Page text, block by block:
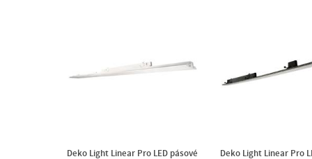
Deko Light Linear Pro LED pásové
Deko Light Linear Pro